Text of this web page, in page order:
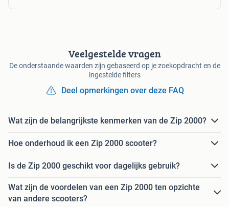
Veelgestelde vragen
De onderstaande waarden zijn gebaseerd op je zoekopdracht en de
ingestelde filters
Deel opmerkingen over deze FAQ
Wat zijn de belangrijkste kenmerken van de Zip 2000?
Hoe onderhoud ik een Zip 2000 scooter?
Is de Zip 2000 geschikt voor dagelijks gebruik?
Wat zijn de voordelen van een Zip 2000 ten opzichte
van andere scooters?